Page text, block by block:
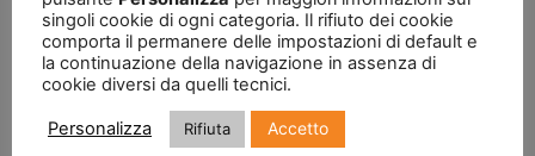
singoli cookie di ogni categoria. Il rifiuto dei cookie
comporta il permanere delle impostazioni di default e
la continuazione della navigazione in assenza di
cookie diversi da quelli tecnici.
Personalizza Rifiuta Accetto